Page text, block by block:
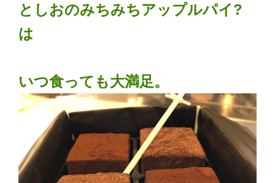
としおのみちみちアップルパイ?
は
いつ食っても大満足。